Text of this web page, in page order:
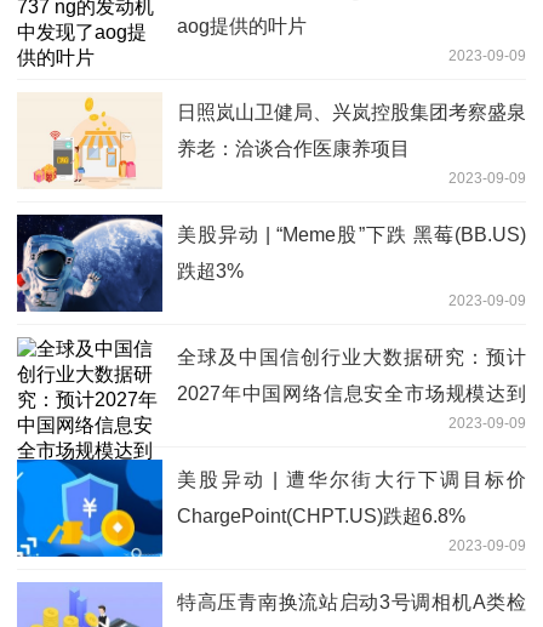
aog提供的叶片
2023-09-09
日照岚山卫健局、兴岚控股集团考察盛泉
养老：洽谈合作医康养项目
2023-09-09
美股异动 | “Meme股”下跌 黑莓(BB.US)
跌超3%
2023-09-09
全球及中国信创行业大数据研究：预计
2027年中国网络信息安全市场规模达到
2023-09-09
美股异动 | 遭华尔街大行下调目标价
ChargePoint(CHPT.US)跌超6.8%
2023-09-09
特高压青南换流站启动3号调相机A类检